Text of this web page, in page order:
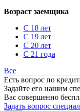
Возраст заемщика
С 18 лет
С 19 лет
С 20 лет
С 21 года
Все
Есть вопрос по
Задайте его нашим
Вас совершенно
Задать вопрос